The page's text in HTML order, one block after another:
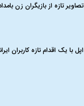
تصاویر تازه از بازیگران زن
اپل با یک اقدام تازه کاربران